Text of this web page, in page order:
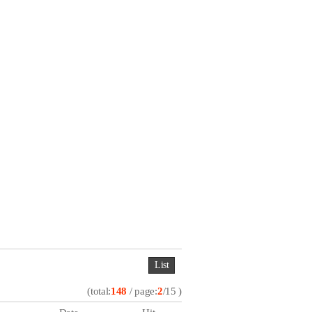
List
(total:148 / page:2/15 )